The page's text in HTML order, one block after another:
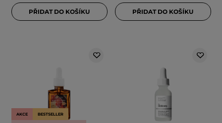
PŘIDAT DO KOŠÍKU PŘIDAT DO KOŠÍKU
AKCE BESTSELLER